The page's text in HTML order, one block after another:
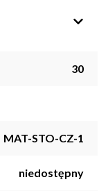
30
MAT-STO-CZ-1
niedostępny